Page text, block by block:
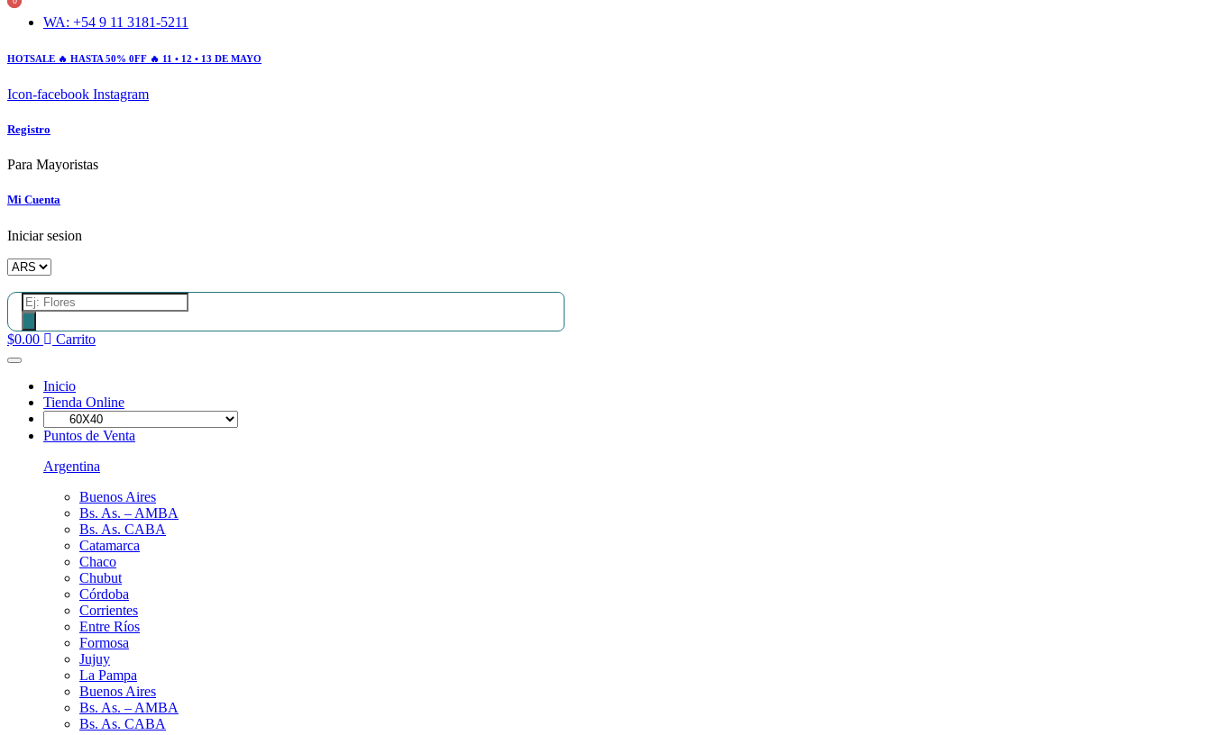
contenido
WA: +54 9 11 3181-5211
HOTSALE 🔥 HASTA 50% 0FF 🔥 11 • 12 • 13 DE MAYO
Icon-facebook Instagram
Registro
Para Mayoristas
Mi Cuenta
Iniciar sesion
Búsqueda
de
productos
$0.00 Carrito
Inicio
Tienda Online
Puntos de Venta
Argentina
Buenos Aires
Bs. As. – AMBA
Bs. As. CABA
Catamarca
Chaco
Chubut
Córdoba
Corrientes
Entre Ríos
Formosa
Jujuy
La Pampa
Buenos Aires
Bs. As. – AMBA
Bs. As. CABA